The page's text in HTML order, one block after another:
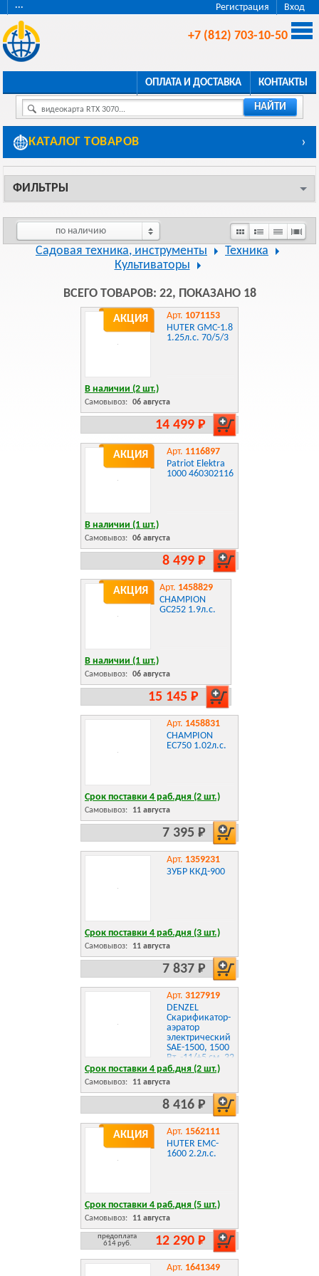
Регистрация Вход
···
+7 (812) 703-10-50
ОПЛАТА И ДОСТАВКА КОНТАКТЫ
видеокарта RTX 3070... НАЙТИ
КАТАЛОГ ТОВАРОВ ›
ФИЛЬТРЫ
по наличию
Садовая техника, инструменты
Техника
Культиваторы
ВСЕГО ТОВАРОВ: 22, ПОКАЗАНО 18
АКЦИЯ Арт. 1071153
HUTER GMC-1.8
1.25л.с. 70/5/3
В наличии (2 шт.)
Самовывоз: 06 августа
14 499 Р
АКЦИЯ Арт. 1116897
Patriot Elektra
1000 460302116
В наличии (1 шт.)
Самовывоз: 06 августа
8 499 Р
АКЦИЯ Арт. 1458829
CHAMPION
GC252 1.9л.с.
В наличии (1 шт.)
Самовывоз: 06 августа
15 145 Р
Арт. 1458831
CHAMPION
EC750 1.02л.с.
Срок поставки 4 раб.дня (2 шт.)
Самовывоз: 11 августа
7 395 Р
Арт. 1359231
ЗУБР ККД-900
Срок поставки 4 раб.дня (3 шт.)
Самовывоз: 11 августа
7 837 Р
Арт. 3127919
DENZEL
Скарификатор-
аэратор
электрический
SAE-1500, 1500
Вт, -11/+5 см, 32
см [57701]
Срок поставки 4 раб.дня (2 шт.)
Самовывоз: 11 августа
8 416 Р
АКЦИЯ Арт. 1562111
HUTER EMC-
1600 2.2л.с.
Срок поставки 4 раб.дня (5 шт.)
Самовывоз: 11 августа
предоплата
614 руб.
12 290 Р
Арт. 1641349